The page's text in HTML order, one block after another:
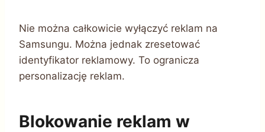
Nie można całkowicie wyłączyć reklam na
Samsungu. Można jednak zresetować
identyfikator reklamowy. To ogranicza
personalizację reklam.
Blokowanie reklam w